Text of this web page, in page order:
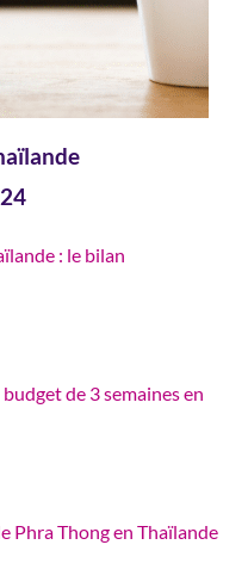
: le bilan
de 3 semaines en
Phra Thong en Thaïlande